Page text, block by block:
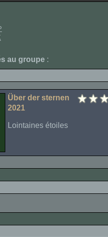
au groupe :
Über der sternen
2021
Lointaines étoiles